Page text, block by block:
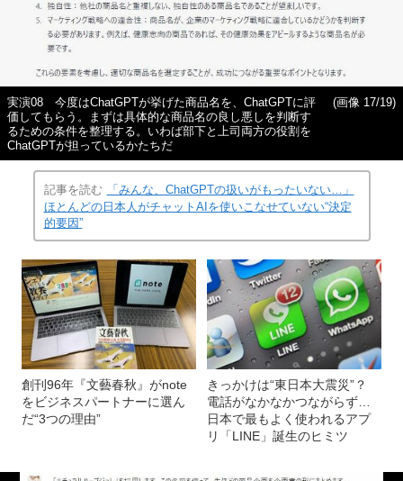
実演08 今度はChatGPTが挙げた商品名を、ChatGPTに評
価してもらう。まずは具体的な商品名の良し悪しを判断す
るための条件を整理する。いわば部下と上司両方の役割を
ChatGPTが担っているかたちだ
(画像 17/19)
記事を読む
「みんな、ChatGPTの扱いがもったいない…」
ほとんどの日本人がチャットAIを使いこなせていない“決定
的要因”
創刊96年『文藝春秋』がnote
をビジネスパートナーに選ん
だ“3つの理由”
きっかけは“東日本大震災”？
電話がなかなかつながらず…
日本で最もよく使われるアプ
リ「LINE」誕生のヒミツ